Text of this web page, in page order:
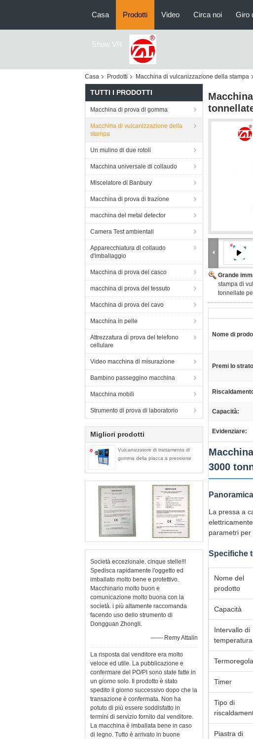
Casa Prodotti Video Circa noi Giro
Show VR
Casa Prodotti Macchina di vulcanizzazione della stampa
TUTTI I PRODOTTI
Macchina di prova di gomma
Macchina di vulcanizzazione della
stampa
Un mulino di due rotoli
Macchina universale di collaudo
Miscelatore di Banbury
Macchina di prova di trazione
macchina del metal detector
Camera Test ambientali
Apparecchiatura di collaudo
d'imballaggio
Macchina di prova del casco
macchina di prova del tessuto
Macchina di prova del cavo
Macchina in pelle
Attrezzatura di prova del telefono
cellulare
Video macchina di misurazione
Bambino passeggino macchina
Macchina mobili
Strumento di prova di laboratorio
Migliori prodotti
Vulcanizzatore di trattamento di
gomma della placca a pressione
Società eccezionale. cinque stelle!!!
Spedisca rapidamente l'oggetto ed
imballato molto bene e protettivo.
Macchinario molto buon e
comunicazione molto buona con la
società. i più altamente raccomanda
facendo uso dello strumento di
Dongguan Zhongli.
—— Remy Attalin
La risposta dal venditore era molto
veloce ed utile. La pubblicazione e
confermare del PO/PI sono state fatte in
un giorno solo. Il prodotto è stato
spedito il giorno successivo dopo che la
transazione è confermata. Non ha
potuto di più essere soddisfatto in
termini di servizio fornito dal venditore.
La macchina è imballata bene in caso
di legno. Tutto è arrivato in buone
Grande
stampa di
tonnellate
Nome di
Premi lo
Capacità:
Evidenziare:
3000
La pressa a
parametri per
Specifiche
Nome del
prodotto
Capacità
Intervallo di
temperatura
Timer
Tipo di
Piastra di